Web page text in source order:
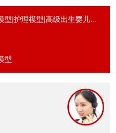
|护理模型|高级出生婴儿模型
型